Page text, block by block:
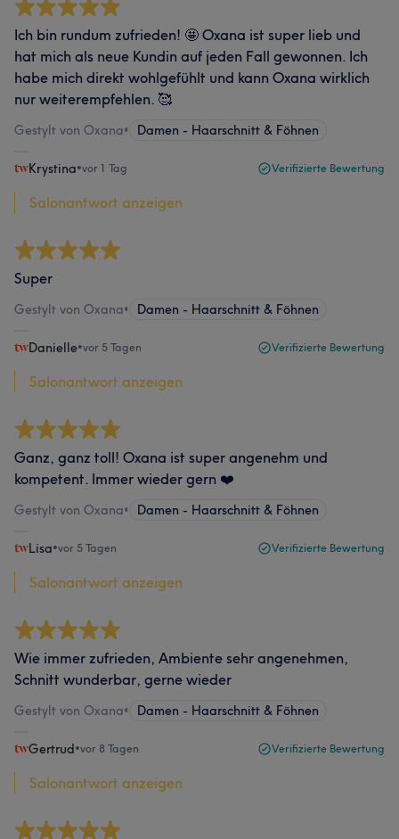
Ich bin rundum zufrieden! 🤩 Oxana ist super lieb und
hat mich als neue Kundin auf jeden Fall gewonnen. Ich
habe mich direkt wohlgefühlt und kann Oxana wirklich
nur weiterempfehlen. 🥰
Gestylt von Oxana• Damen - Haarschnitt & Föhnen
Krystina•vor 1 Tag Verifizierte Bewertung
Salonantwort anzeigen
Super
Gestylt von Oxana• Damen - Haarschnitt & Föhnen
Danielle•vor 5 Tagen Verifizierte Bewertung
Salonantwort anzeigen
Ganz, ganz toll! Oxana ist super angenehm und
kompetent. Immer wieder gern ❤️
Gestylt von Oxana• Damen - Haarschnitt & Föhnen
Lisa•vor 5 Tagen Verifizierte Bewertung
Salonantwort anzeigen
Wie immer zufrieden, Ambiente sehr angenehmen,
Schnitt wunderbar, gerne wieder
Gestylt von Oxana• Damen - Haarschnitt & Föhnen
Gertrud•vor 8 Tagen Verifizierte Bewertung
Salonantwort anzeigen